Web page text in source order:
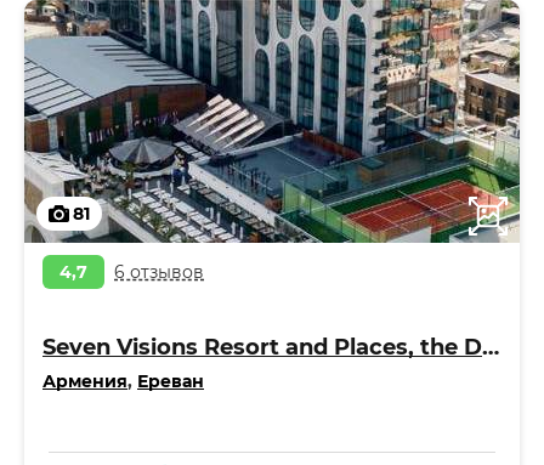
81
4,7 6 отзывов
Seven Visions Resort and Places, the Dvin 5*
Армения, Ереван